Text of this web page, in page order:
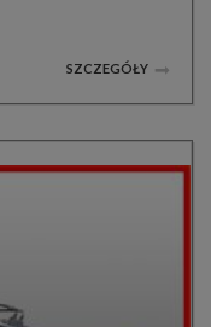
SZCZEGÓŁY